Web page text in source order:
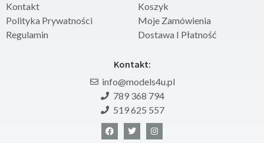
Kontakt
Polityka Prywatności
Regulamin
Koszyk
Moje Zamówienia
Dostawa I Płatność
Kontakt:
info@models4u.pl
789 368 794
519 625 557